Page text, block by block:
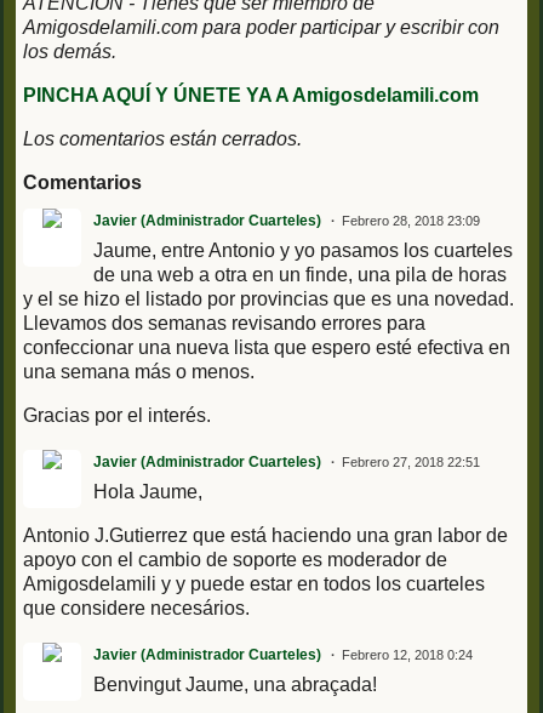
Amigosdelamili.com para poder participar y escribir con
los demás.
PINCHA AQUÍ Y ÚNETE YA A Amigosdelamili.com
Los comentarios están cerrados.
Comentarios
Javier (Administrador Cuarteles) Febrero 28, 2018 23:09
Jaume, entre Antonio y yo pasamos los cuarteles
de una web a otra en un finde, una pila de horas
y el se hizo el listado por provincias que es una novedad.
Llevamos dos semanas revisando errores para
confeccionar una nueva lista que espero esté efectiva en
una semana más o menos.
Gracias por el interés.
Javier (Administrador Cuarteles) Febrero 27, 2018 22:51
Hola Jaume,
Antonio J.Gutierrez que está haciendo una gran labor de
apoyo con el cambio de soporte es moderador de
Amigosdelamili y y puede estar en todos los cuarteles
que considere necesários.
Javier (Administrador Cuarteles) Febrero 12, 2018 0:24
Benvingut Jaume, una abraçada!